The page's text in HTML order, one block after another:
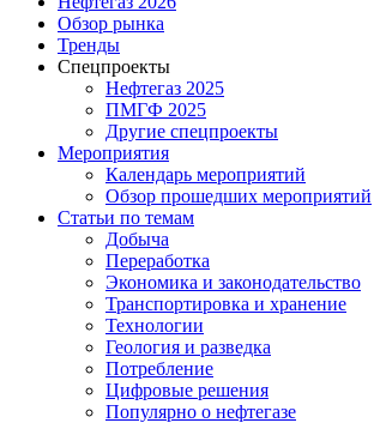
Обзор рынка
Тренды
Спецпроекты
Нефтегаз 2025
ПМГФ 2025
Другие спецпроекты
Мероприятия
Календарь мероприятий
Обзор прошедших мероприятий
Статьи по темам
Добыча
Переработка
Экономика и законодательство
Транспортировка и хранение
Технологии
Геология и разведка
Потребление
Цифровые решения
Популярно о нефтегазе